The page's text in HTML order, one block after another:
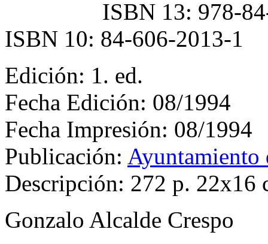
ISBN 13: 978-
ISBN 10: 84-606-2013-1
Edición: 1. ed.
Fecha Edición: 08/1994
Fecha Impresión: 08/1994
Publicación:
Descripción: 272 p. 22x16
Gonzalo Alcalde Crespo